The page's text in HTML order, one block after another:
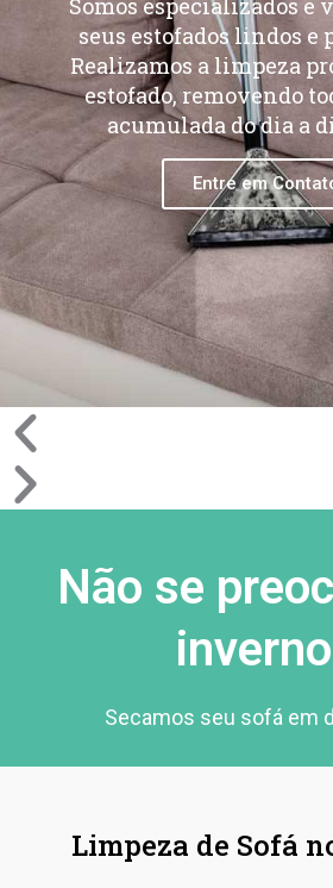
seus estofados lindos e
Realizamos a limpeza
estofado, removendo
acumulada do dia a
Entre em
Não se
Secamos seu sofá em
Limpeza de Sofá